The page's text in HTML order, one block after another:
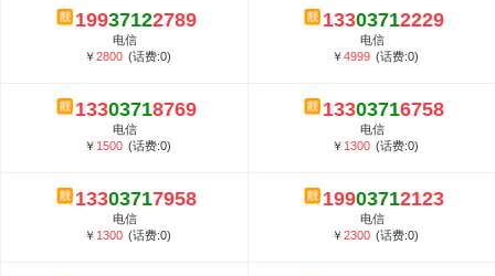
19937122789
电信
￥2800 (话费:0)
13303712229
电信
￥4999 (话费:0)
13303718769
电信
￥ 1500 (话费:0)
13303716758
电信
￥ 1300 (话费:0)
13303717958
电信
￥ 1300 (话费:0)
19903712123
电信
￥2300 (话费:0)